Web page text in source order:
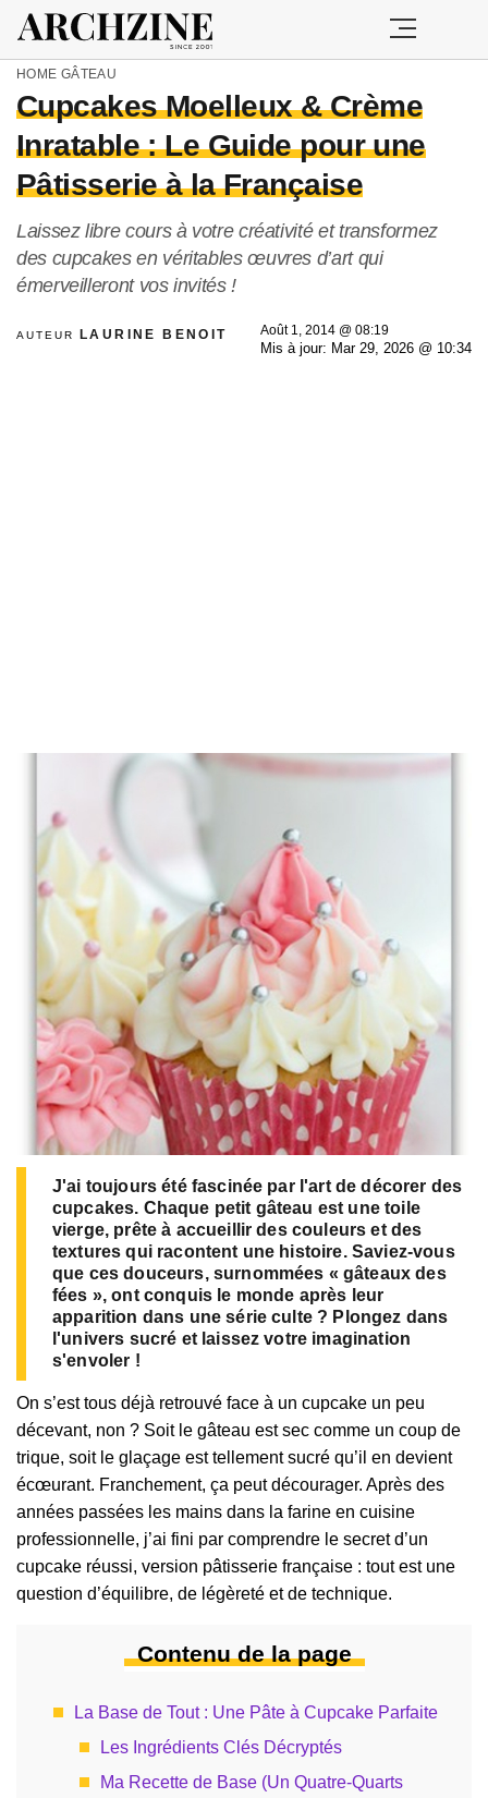
HOME GÂTEAU
Cupcakes Moelleux & Crème
Inratable : Le Guide pour une
Pâtisserie à la Française
Laissez libre cours à votre créativité et transformez
des cupcakes en véritables œuvres d’art qui
émerveilleront vos invités !
AUTEUR LAURINE BENOIT
Août 1, 2014 @ 08:19
Mis à jour: Mar 29, 2026 @ 10:34
J'ai toujours été fascinée par l'art de décorer des
cupcakes. Chaque petit gâteau est une toile
vierge, prête à accueillir des couleurs et des
textures qui racontent une histoire. Saviez-vous
que ces douceurs, surnommées « gâteaux des
fées », ont conquis le monde après leur
apparition dans une série culte ? Plongez dans
l'univers sucré et laissez votre imagination
s'envoler !
On s’est tous déjà retrouvé face à un cupcake un peu
décevant, non ? Soit le gâteau est sec comme un coup de
trique, soit le glaçage est tellement sucré qu’il en devient
écœurant. Franchement, ça peut décourager. Après des
années passées les mains dans la farine en cuisine
professionnelle, j’ai fini par comprendre le secret d’un
cupcake réussi, version pâtisserie française : tout est une
question d’équilibre, de légèreté et de technique.
Contenu de la page
La Base de Tout : Une Pâte à Cupcake Parfaite
Les Ingrédients Clés Décryptés
Ma Recette de Base (Un Quatre-Quarts